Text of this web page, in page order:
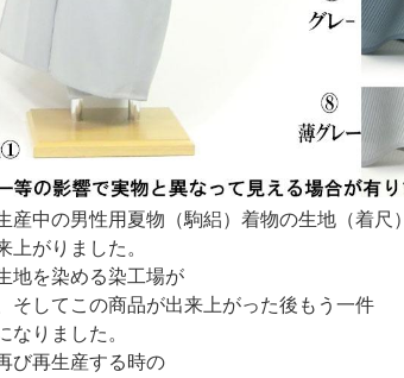
産中の男性用夏物（駒絽）着物の生地（着尺）
上がりました。
地を染める染工場が
そしてこの商品が出来上がった後もう一件
なりました。
び再生産する時の